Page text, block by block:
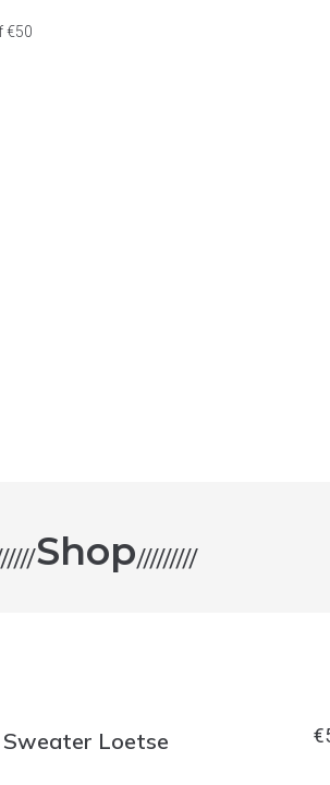
€50
Shop/////////
Sweater Loetse €